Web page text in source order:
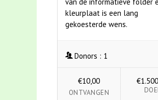
kleurplaat is een lang
gekoesterde wens.
Donors : 1
€10,00
ONTVANGEN